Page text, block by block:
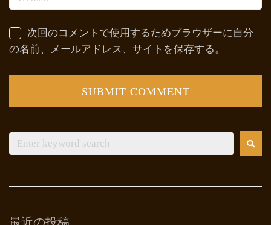
次回のコメントで使用するためブラウザーに自分
の名前、メールアドレス、サイトを保存する。
最近の投稿